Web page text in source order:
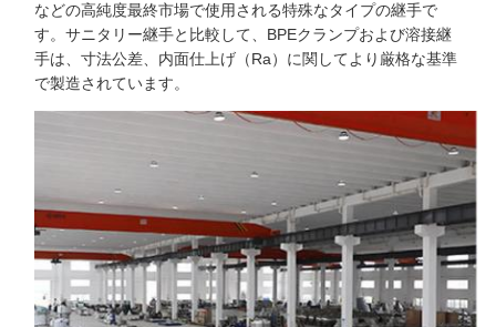
などの高純度最終市場で使用される特殊なタイプの継手で
す。サニタリー継手と比較して、BPEクランプおよび溶接継
手は、寸法公差、内面仕上げ（Ra）に関してより厳格な基準
で製造されています。